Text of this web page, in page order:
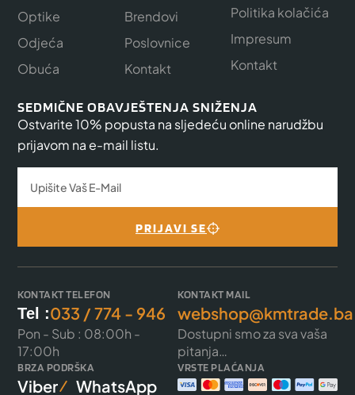
Optike
Odjeća
Obuća
Brendovi
Poslovnice
Kontakt
Politika kolačića
Impresum
Kontakt
SEDMIČNE OBAVJEŠTENJA SNIŽENJA
Ostvarite 10% popusta na sljedeću online narudžbu
prijavom na e-mail listu.
PRIJAVI SE
KONTAKT TELEFON
Tel :033 / 774 - 946
Pon - Sub : 08:00h -
17:00h
KONTAKT MAIL
webshop@kmtrade.ba
Dostupni smo za sva vaša
pitanja…
BRZA PODRŠKA
Viber WhatsApp
VRSTE PLAĆANJA